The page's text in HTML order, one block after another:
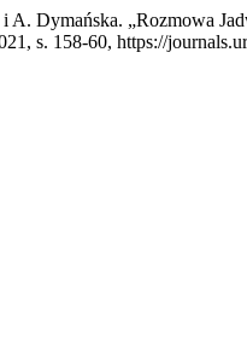
A. Dymańska. „Rozmowa
s. 158-60, https://